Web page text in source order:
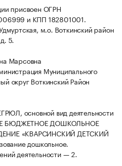
присвоен ОГРН
и КПП 182801001.
м.о. Воткинский район
5.
Марсовна
Муниципального
округ Воткинский Район
основной вид деятельности
БЮДЖЕТНОЕ ДОШКОЛЬНОЕ
«КВАРСИНСКИЙ ДЕТСКИЙ
дошкольное.
деятельности — 2.